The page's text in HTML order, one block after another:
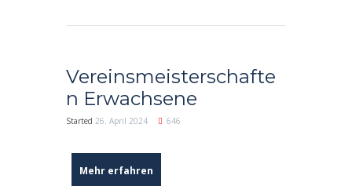
Vereinsmeisterschafte
n Erwachsene
Started 26. April 2024 646
Mehr erfahren